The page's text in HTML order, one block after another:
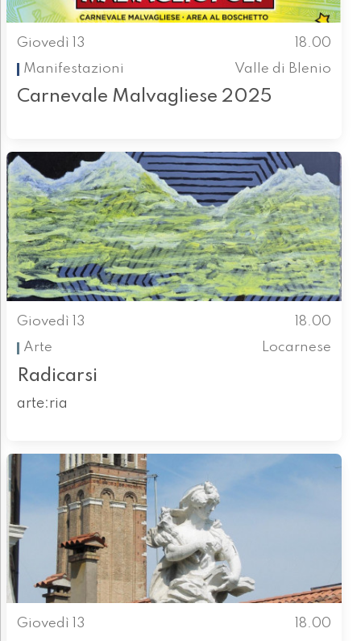
Giovedì 13
18.00
Manifestazioni
Valle di Blenio
Carnevale Malvagliese 2025
Giovedì 13
18.00
Arte
Locarnese
Radicarsi
arte:ria
Giovedì 13
18.00